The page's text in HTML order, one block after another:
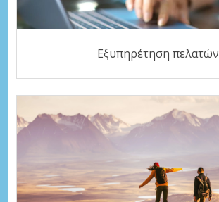
Εξυπηρέτηση πελατών